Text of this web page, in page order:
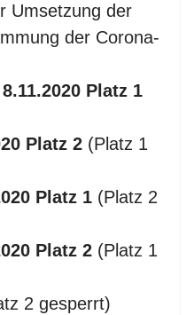
Umsetzung der
der Corona-
Platz 1
Platz 2 (Platz 1
Platz 1 (Platz 2
Platz 2 (Platz 1
2 gesperrt)